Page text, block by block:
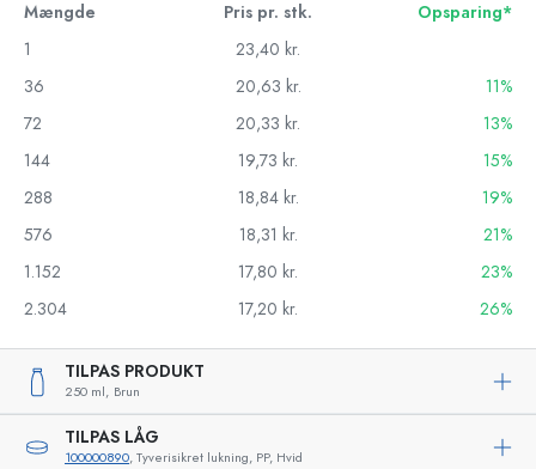
Mængde Pris pr. stk.
Opsparing*
1
23,40 kr.
36
20,63 kr.
11%
72
20,33 kr.
13%
144
19,73 kr.
15%
288
18,84 kr.
19%
576
18,31 kr.
21%
1.152
17,80 kr.
23%
2.304
17,20 kr. 26%
TILPAS PRODUKT
250 ml, Brun
TILPAS LÅG
100000890, Tyverisikret lukning, PP, Hvid